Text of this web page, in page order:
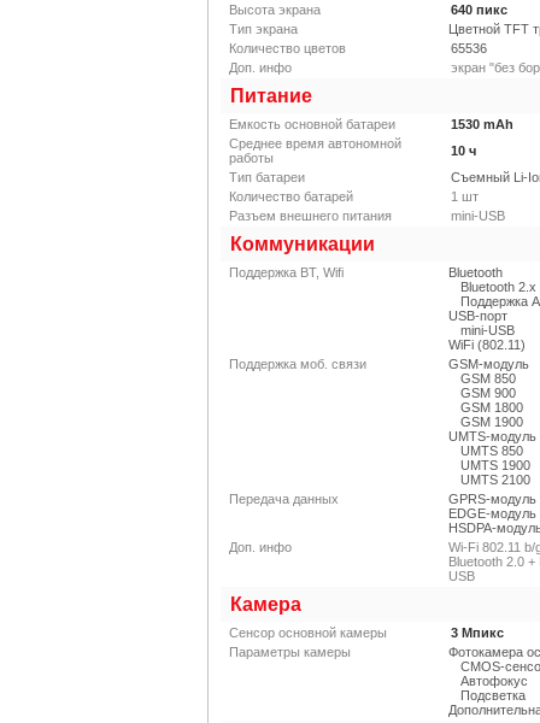
Высота экрана
640 пикс
Тип экрана
Цветной TFT
Количество цветов
65536
Доп. инфо
экран "без
Питание
Емкость основной батареи 1530 mAh
Среднее время автономной
работы
10 ч
Тип батареи
Съемный Li-
Количество батарей
1 шт
Разъем внешнего питания
mini-USB
Коммуникации
Поддержка BT, Wifi
Bluetooth
Bluetooth 2.x
Поддержка
USB-порт
mini-USB
WiFi (802.11)
Поддержка моб. связи
GSM-модуль
GSM 850
GSM 900
GSM 1800
GSM 1900
UMTS-модуль
UMTS 850
UMTS 1900
UMTS 2100
Передача данных
GPRS-модуль
EDGE-модуль
HSDPA-
Доп. инфо
Wi-Fi 802.11 b/
Bluetooth 2.0 +
USB
Камера
Сенсор основной камеры 3 Мпикс
Параметры камеры
Фотокамера
CMOS-
Автофокус
Подсветка